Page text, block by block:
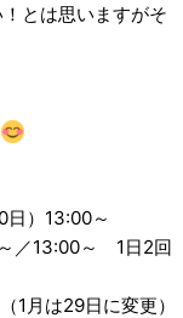
とは思いますがそ
）13:00～
／13:00～ 1日2回
月は29日に変更）